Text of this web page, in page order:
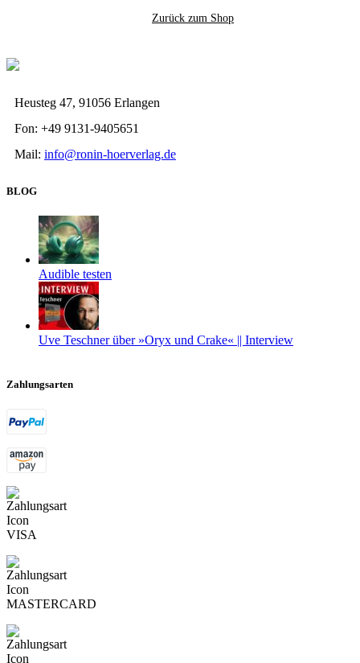
Zurück zum Shop
Heusteg 47, 91056 Erlangen
Fon: +49 9131-9405651
Mail: info@ronin-hoerverlag.de
BLOG
Audible testen
Uve Teschner über »Oryx und Crake« || Interview
Zahlungsarten